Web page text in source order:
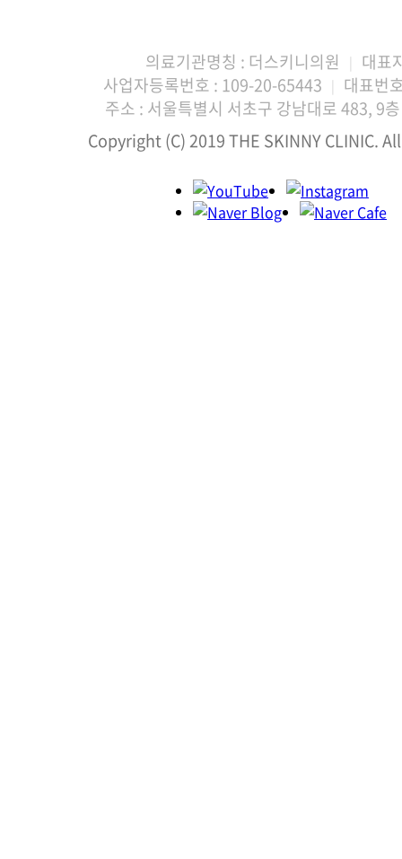
의료기관명칭 : 더스키니의원 |
대표
사업자등록번호 : 109-20-65443 |
대표번
주소 : 서울특별시 서초구 강남대로 483, 9
Copyright (C) 2019 THE SKINNY CLINIC.